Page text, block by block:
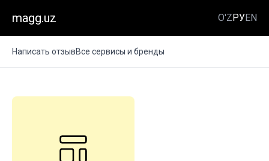
magg.uz O'ZРУEN
Написать отзывВсе сервисы и бренды